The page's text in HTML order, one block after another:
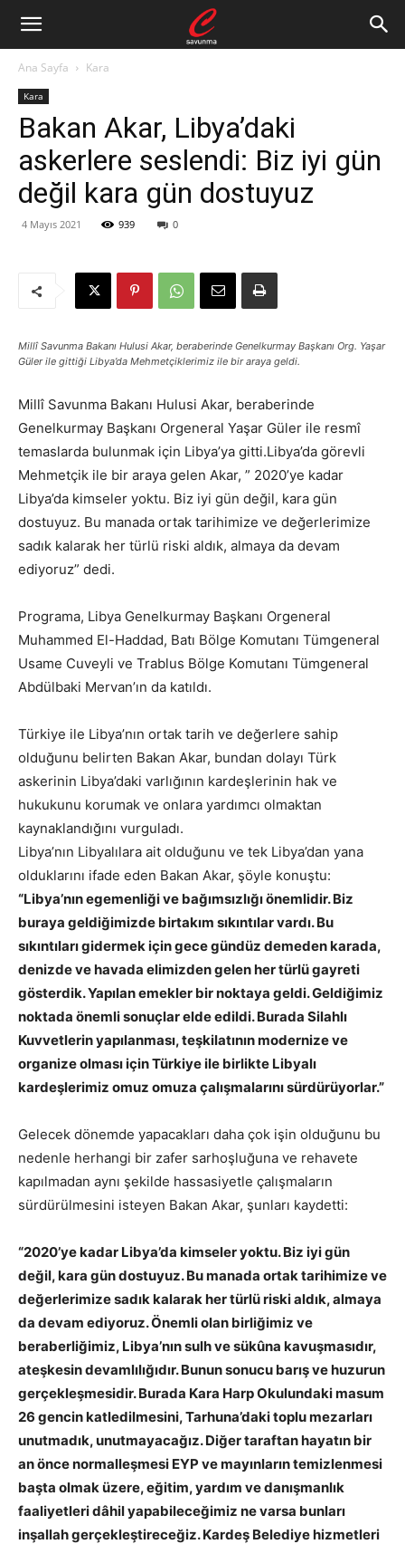
Ana Sayfa Kara
Kara
Bakan Akar, Libya’daki
askerlere seslendi: Biz iyi gün
değil kara gün dostuyuz
4 Mayıs 2021 939 0
Millî Savunma Bakanı Hulusi Akar, beraberinde Genelkurmay Başkanı Org. Yaşar
Güler ile gittiği Libya’da Mehmetçiklerimiz ile bir araya geldi.
Millî Savunma Bakanı Hulusi Akar, beraberinde
Genelkurmay Başkanı Orgeneral Yaşar Güler ile resmî
temaslarda bulunmak için Libya’ya gitti.Libya’da görevli
Mehmetçik ile bir araya gelen Akar, ” 2020’ye kadar
Libya’da kimseler yoktu. Biz iyi gün değil, kara gün
dostuyuz. Bu manada ortak tarihimize ve değerlerimize
sadık kalarak her türlü riski aldık, almaya da devam
ediyoruz” dedi.
Programa, Libya Genelkurmay Başkanı Orgeneral
Muhammed El-Haddad, Batı Bölge Komutanı Tümgeneral
Usame Cuveyli ve Trablus Bölge Komutanı Tümgeneral
Abdülbaki Mervan’ın da katıldı.
Türkiye ile Libya’nın ortak tarih ve değerlere sahip
olduğunu belirten Bakan Akar, bundan dolayı Türk
askerinin Libya’daki varlığının kardeşlerinin hak ve
hukukunu korumak ve onlara yardımcı olmaktan
kaynaklandığını vurguladı.
Libya’nın Libyalılara ait olduğunu ve tek Libya’dan yana
olduklarını ifade eden Bakan Akar, şöyle konuştu:
“Libya’nın egemenliği ve bağımsızlığı önemlidir. Biz
buraya geldiğimizde birtakım sıkıntılar vardı. Bu
sıkıntıları gidermek için gece gündüz demeden karada,
denizde ve havada elimizden gelen her türlü gayreti
gösterdik. Yapılan emekler bir noktaya geldi. Geldiğimiz
noktada önemli sonuçlar elde edildi. Burada Silahlı
Kuvvetlerin yapılanması, teşkilatının modernize ve
organize olması için Türkiye ile birlikte Libyalı
kardeşlerimiz omuz omuza çalışmalarını sürdürüyorlar.”
Gelecek dönemde yapacakları daha çok işin olduğunu bu
nedenle herhangi bir zafer sarhoşluğuna ve rehavete
kapılmadan aynı şekilde hassasiyetle çalışmaların
sürdürülmesini isteyen Bakan Akar, şunları kaydetti:
“2020’ye kadar Libya’da kimseler yoktu. Biz iyi gün
değil, kara gün dostuyuz. Bu manada ortak tarihimize ve
değerlerimize sadık kalarak her türlü riski aldık, almaya
da devam ediyoruz. Önemli olan birliğimiz ve
beraberliğimiz, Libya’nın sulh ve sükûna kavuşmasıdır,
ateşkesin devamlılığıdır. Bunun sonucu barış ve huzurun
gerçekleşmesidir. Burada Kara Harp Okulundaki masum
26 gencin katledilmesini, Tarhuna’daki toplu mezarları
unutmadık, unutmayacağız. Diğer taraftan hayatın bir
an önce normalleşmesi EYP ve mayınların temizlenmesi
başta olmak üzere, eğitim, yardım ve danışmanlık
faaliyetleri dâhil yapabileceğimiz ne varsa bunları
inşallah gerçekleştireceğiz. Kardeş Belediye hizmetleri